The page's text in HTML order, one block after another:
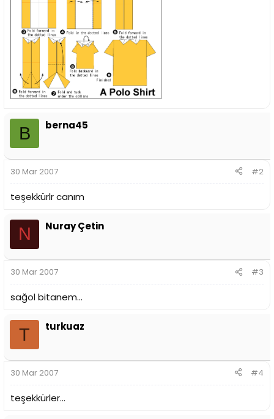
B berna45
30 Mar 2007 #2
teşekkürlr canım
N Nuray Çetin
30 Mar 2007 #3
sağol bitanem...
T turkuaz
30 Mar 2007 #4
teşekkürler...